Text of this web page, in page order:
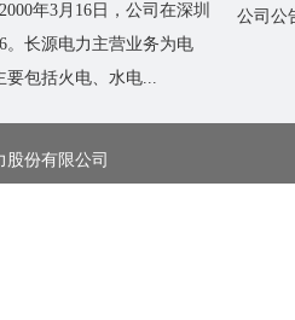
年3月16日，公司在深圳
。长源电力主营业务为电
要包括火电、水电...
公司公
份有限公司